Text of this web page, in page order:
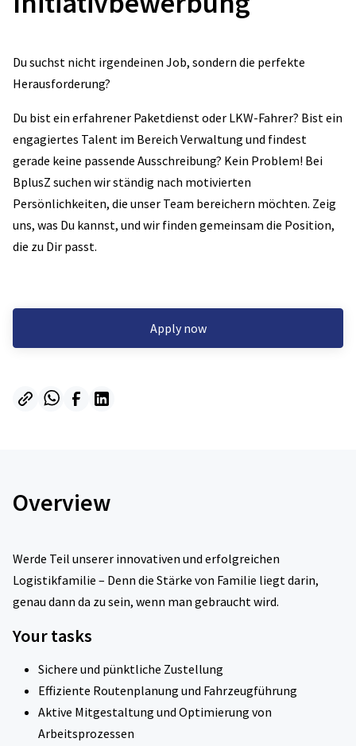
Du suchst nicht irgendeinen Job, sondern die perfekte
Herausforderung?
Du bist ein erfahrener Paketdienst oder LKW-Fahrer? Bist ein
engagiertes Talent im Bereich Verwaltung und findest
gerade keine passende Ausschreibung? Kein Problem! Bei
BplusZ suchen wir ständig nach motivierten
Persönlichkeiten, die unser Team bereichern möchten. Zeig
uns, was Du kannst, und wir finden gemeinsam die Position,
die zu Dir passt.
Apply now
Overview
Werde Teil unserer innovativen und erfolgreichen
Logistikfamilie – Denn die Stärke von Familie liegt darin,
genau dann da zu sein, wenn man gebraucht wird.
Your tasks
Sichere und pünktliche Zustellung
Effiziente Routenplanung und Fahrzeugführung
Aktive Mitgestaltung und Optimierung von
Arbeitsprozessen